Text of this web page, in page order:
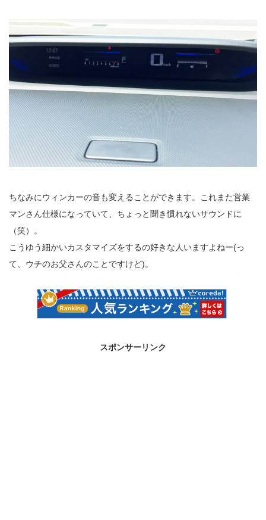
ちなみにウィンカーの音も変えることができます。これまた営業
マンさん仕様になっていて、ちょっと聞き慣れないサウンドに
（笑）。
こうゆう細かいカスタマイズをするの好きな人いますよねー(っ
て、ウチのお父さんのことですけど)。
スポンサーリンク